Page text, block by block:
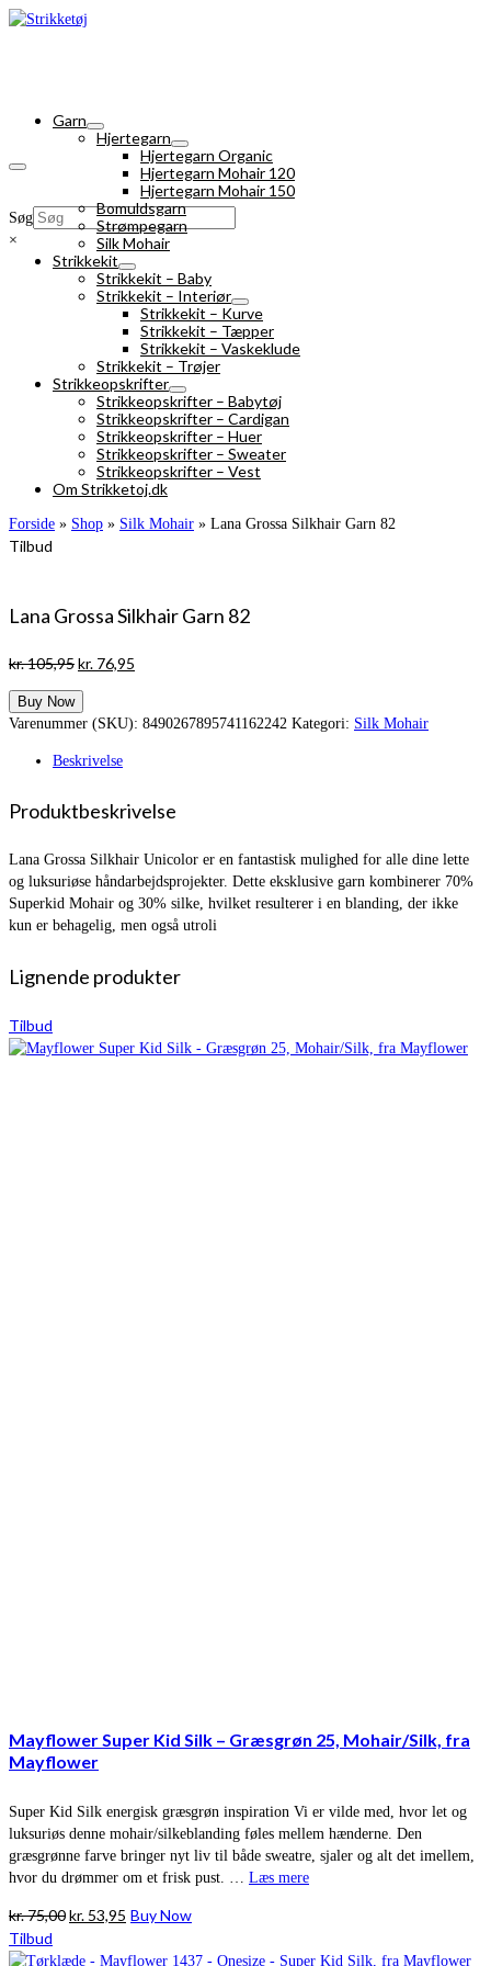
Søg
×
Garn
Hjertegarn
Hjertegarn Organic
Hjertegarn Mohair 120
Hjertegarn Mohair 150
Bomuldsgarn
Strømpegarn
Silk Mohair
Strikkekit
Strikkekit – Baby
Strikkekit – Interiør
Strikkekit – Kurve
Strikkekit – Tæpper
Strikkekit – Vaskeklude
Strikkekit – Trøjer
Strikkeopskrifter
Strikkeopskrifter – Babytøj
Strikkeopskrifter – Cardigan
Strikkeopskrifter – Huer
Strikkeopskrifter – Sweater
Strikkeopskrifter – Vest
Om Strikketoj.dk
Forside » Shop » Silk Mohair » Lana Grossa Silkhair Garn 82
Tilbud
Lana Grossa Silkhair Garn 82
kr.105,95Den
pris
var:
kr. 76,95
er:
Buy Now
Varenummer (SKU): 8490267895741162242 Kategori: Silk Mohair
Beskrivelse
Produktbeskrivelse
Lana Grossa Silkhair Unicolor er en fantastisk mulighed for alle dine lette
og luksuriøse håndarbejdsprojekter. Dette eksklusive garn kombinerer 70%
Superkid Mohair og 30% silke, hvilket resulterer i en blanding, der ikke
kun er behagelig, men også utroli
Lignende produkter
Tilbud
Mayflower Super Kid Silk – Græsgrøn 25, Mohair/Silk, fra
Mayflower
Super Kid Silk energisk græsgrøn inspiration Vi er vilde med, hvor let og
luksuriøs denne mohair/silkeblanding føles mellem hænderne. Den
græsgrønne farve bringer nyt liv til både sweatre, sjaler og alt det imellem,
hvor du drømmer om et frisk pust. … Læs mere
kr.75,00Den
pris
kr. 53,95 Den
pris
Buy Now
Tilbud